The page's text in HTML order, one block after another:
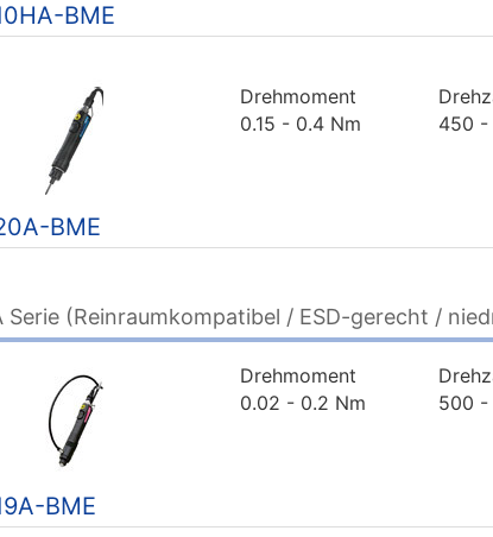
BME
BME
Drehmoment
0.15 - 0.4 Nm
450 -
Serie (Reinraumkompatibel / ESD-gerecht /
BME
Drehmoment
0.02 - 0.2 Nm
500 -